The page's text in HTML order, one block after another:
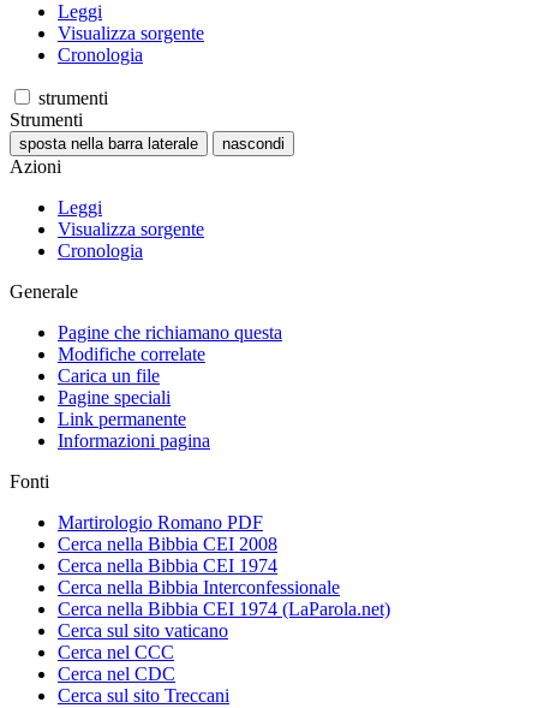
Leggi
Visualizza sorgente
Cronologia
strumenti
Strumenti
sposta nella barra laterale nascondi
Azioni
Leggi
Visualizza sorgente
Cronologia
Generale
Pagine che richiamano questa
Modifiche correlate
Carica un file
Pagine speciali
Link permanente
Informazioni pagina
Fonti
Martirologio Romano PDF
Cerca nella Bibbia CEI 2008
Cerca nella Bibbia CEI 1974
Cerca nella Bibbia Interconfessionale
Cerca nella Bibbia CEI 1974 (LaParola.net)
Cerca sul sito vaticano
Cerca nel CCC
Cerca nel CDC
Cerca sul sito Treccani